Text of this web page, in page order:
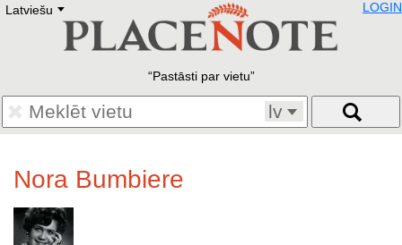
Latviešu E
Deutsch
Francais
Polski
Eestikeelne
LOGIN
Pastāsti par vietu
lv
Nora Bumbiere